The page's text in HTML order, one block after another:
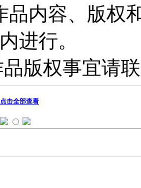
品内容、版权
进行。
版权事宜请